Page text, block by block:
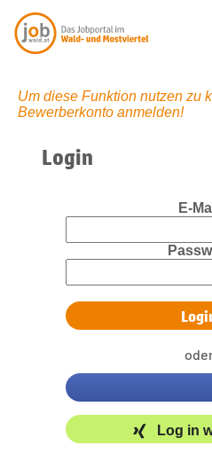
Um diese Funktion nutzen zu
Bewerberkonto anmelden!
Login
E-
Log in